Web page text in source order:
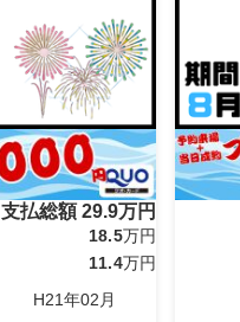
支払総額29.9万円
18.5万円
11.4万円
H21年02月